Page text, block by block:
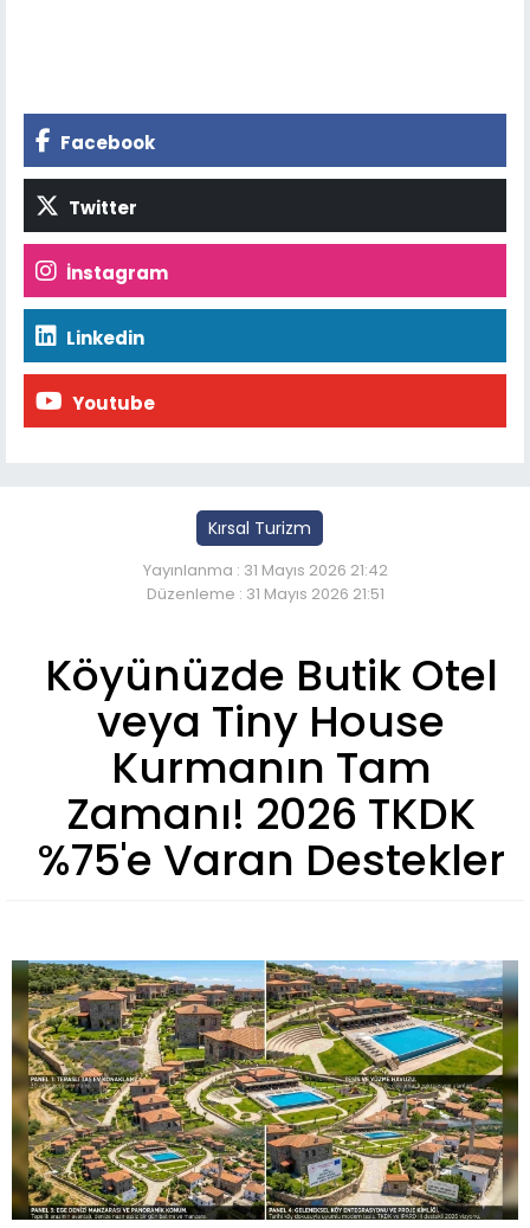
Facebook
Twitter
İnstagram
Linkedin
Youtube
Kırsal Turizm
Yayınlanma : 31 Mayıs 2026 21:42
Düzenleme : 31 Mayıs 2026 21:51
Köyünüzde Butik Otel
veya Tiny House
Kurmanın Tam
Zamanı! 2026 TKDK
%75'e Varan Destekler